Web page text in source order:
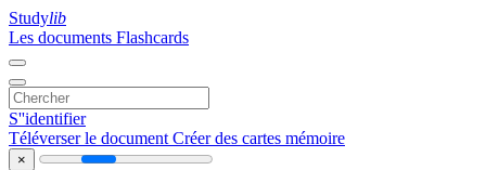
Studylib
Les documents Flashcards
S''identifier
Téléverser le document Créer des cartes mémoire
×